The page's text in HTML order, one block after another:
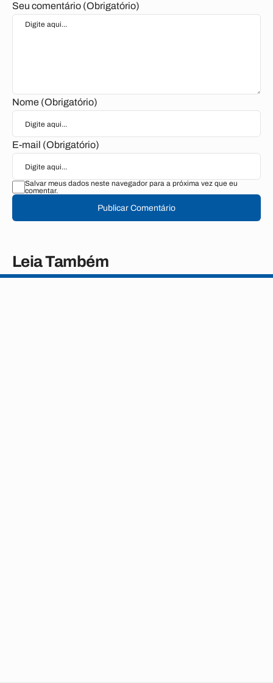
Seu comentário (Obrigatório)
Nome (Obrigatório)
E-mail (Obrigatório)
Salvar meus dados neste navegador para a próxima vez que eu
comentar.
Publicar Comentário
Leia Também